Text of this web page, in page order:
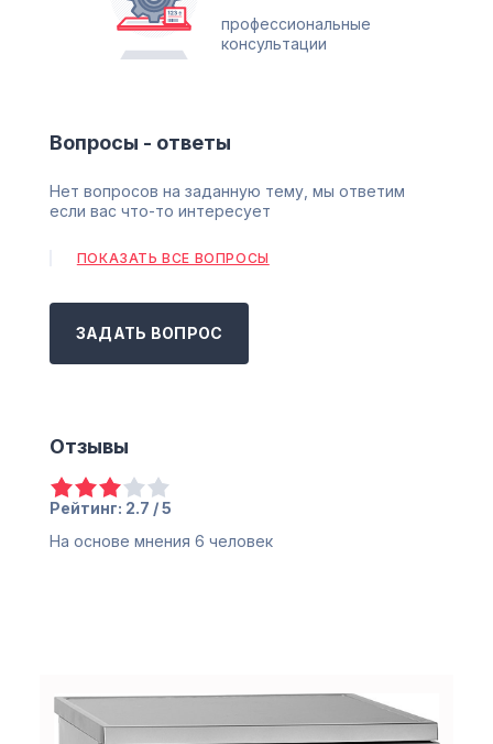
профессиональные
консультации
Вопросы - ответы
Нет вопросов на заданную тему, мы ответим
если вас что-то интересует
ПОКАЗАТЬ ВСЕ ВОПРОСЫ
ЗАДАТЬ ВОПРОС
Отзывы
Рейтинг: 2.7 / 5
На основе мнения 6 человек